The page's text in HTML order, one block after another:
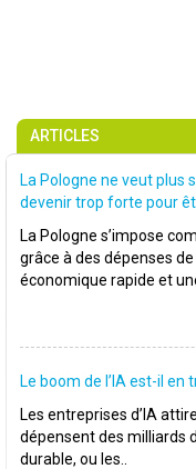
ARTICLES
La Pologne ne veut plus
devenir trop forte pour
La Pologne s’impose
grâce à des dépenses
économique rapide et
Le boom de l’IA est-il en
Les entreprises d’IA
dépensent des milliards
durable, ou les..